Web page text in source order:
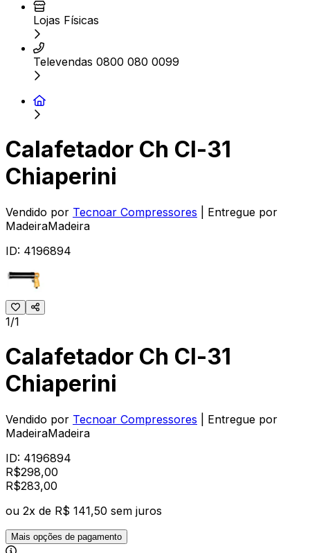
Lojas Físicas
Televendas 0800 080 0099
Calafetador Ch Cl-31
Chiaperini
Vendido por Tecnoar Compressores
| Entregue por
MadeiraMadeira
ID: 4196894
1/1
Calafetador Ch Cl-31
Chiaperini
Vendido por Tecnoar Compressores
| Entregue por
MadeiraMadeira
ID: 4196894
R$298,00
R$283,00
ou 2x de R$ 141,50 sem juros
Mais opções de pagamento